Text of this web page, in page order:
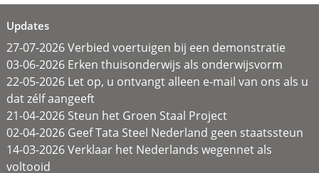
Updates
27-07-2026 Verbied voertuigen bij een demonstratie
03-06-2026 Erken thuisonderwijs als onderwijsvorm
22-05-2026 Let op, u ontvangt alleen e-mail van ons als u
dat zélf aangeeft
21-04-2026 Steun het Groen Staal Project
02-04-2026 Geef Tata Steel Nederland geen staatssteun
14-03-2026 Verklaar het Nederlands wegennet als
voltooid